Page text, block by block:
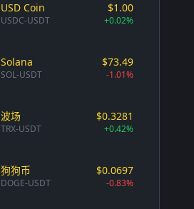
USD Coin
USDC-USDT
$1.00
+0.02%
Solana
SOL-USDT
$73.49
-1.01%
波场
TRX-USDT
$0.3281
+0.42%
狗狗币
DOGE-USDT
$0.0697
-0.83%